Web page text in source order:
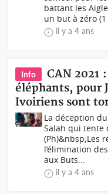
battant les
un but à zéro
il y a 4 ans
Info
CAN 2021
éléphants, pour
Ivoiriens sont
La déception
Salah qui tente
(Ph)&nbsp;Les
l’élimination
aux Buts...
il y a 4 ans